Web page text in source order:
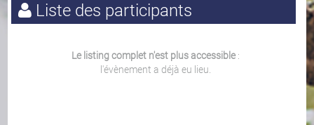
Liste des participants
Le listing complet n'est plus accessible:
l'évènement a déjà eu lieu.